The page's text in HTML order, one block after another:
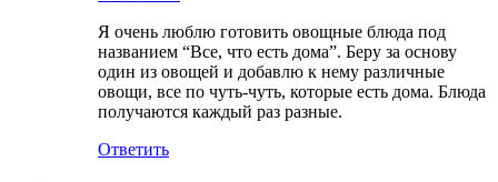
Я очень люблю готовить овощные блюда под
названием “Все, что есть дома”. Беру за основу
один из овощей и добавлю к нему различные
овощи, все по чуть-чуть, которые есть дома. Блюда
получаются каждый раз разные.
Ответить